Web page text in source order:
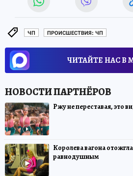
ЧП ПРОИСШЕСТВИЯ: ЧП
ЧИТАЙТЕ НАС В
Ржу не переставая, это
Королева вагона
равнодушным